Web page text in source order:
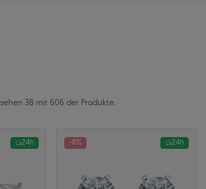
38 mit 606 der Produkte.
24h -8% 24h